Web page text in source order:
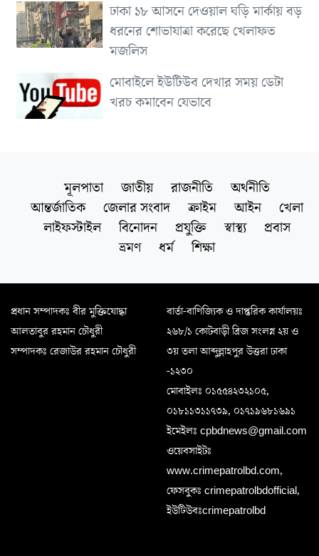
ঢাকা ১৮ আসনে দেওয়াল ঘড়ি মার্কায় বড়
ধরনের শোভাযাত্রা করেছে খেলাফত
মজলিস
মোবাইলে ইউটিউব দেখার সময় ডেটা
খরচ কমাবেন যেভাবে
মূলপাতা জাতীয় রাজনীতি
অর্থনীতি
আন্তর্জাতিক
জেলার সংবাদ ক্রাইম আইন
খেলা
লাইফস্টাইল
বিনোদন প্রযুক্তি স্বাস্থ্য
প্রবাস
ভ্রমণ
ধর্ম শিক্ষা
প্রধান সম্পাদকঃ বীর মুক্তিযোদ্ধা
আলতাবুর রহমান চৌধুরী
সম্পাদকঃ রেজাউর রহমান চৌধুরী
বার্তা-বাণিজ্যিক ও দাপ্তরিক কার্যালয়ঃ
২৬৮/১ কোটবাড়ী ব্রিজ সংলগ্ন ২য় ও
৩য় তলা আব্দুল্লাহপুর উত্তরা ঢাকা
-১২৩০
মোবাইলঃ ০১৫৫৪২৩২১০৫,
০১৮১১৩১১৭৩৯, ০১৭১৯৬৮১৬৯১
ইমেইলঃ cpbdnews@gmail.com
ওয়েবসাইটঃ
www.crimepatrolbd.com,
ফেসবুকঃ crimepatrolbdofficial,
ইউটিউবঃcrimepatrolbd